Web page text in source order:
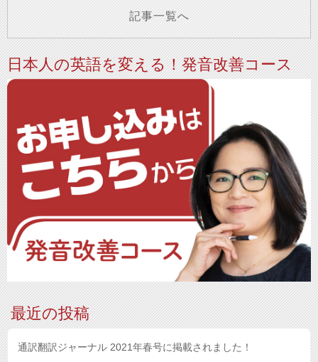
記事一覧へ
日本人の英語を変える！発音改善コース
最近の投稿
通訳翻訳ジャーナル 2021年春号に掲載されました！